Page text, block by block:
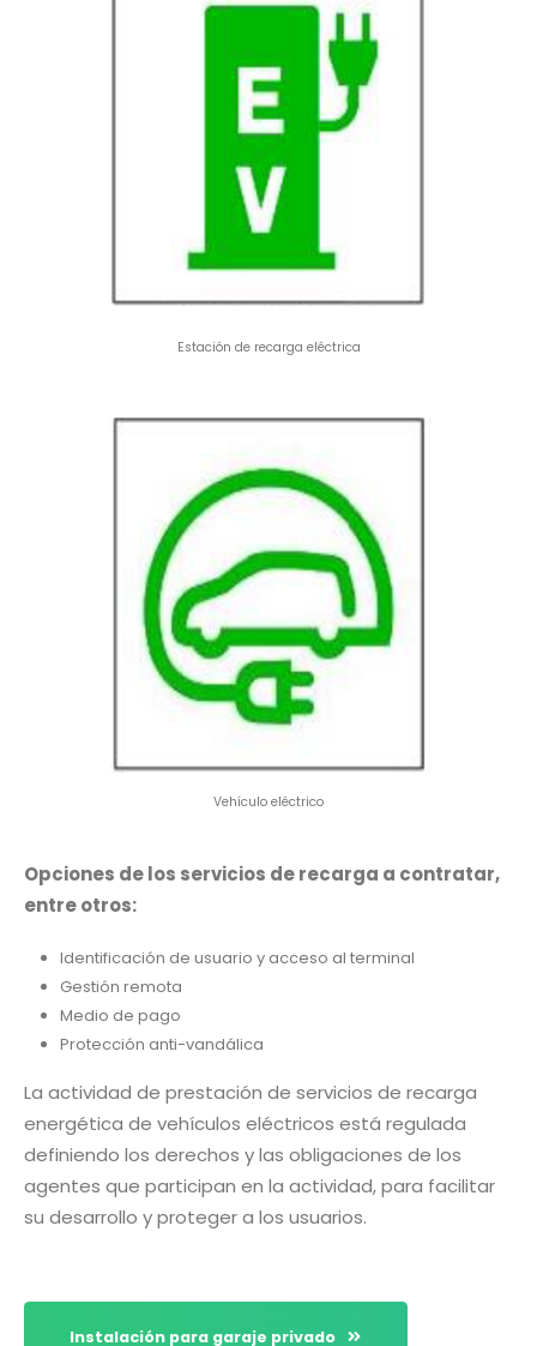
Estación de recarga eléctrica
Vehículo eléctrico
Opciones de los servicios de recarga a contratar,
entre otros:
Identificación de usuario y acceso al terminal
Gestión remota
Medio de pago
Protección anti-vandálica
La actividad de prestación de servicios de recarga
energética de vehículos eléctricos está regulada
definiendo los derechos y las obligaciones de los
agentes que participan en la actividad, para facilitar
su desarrollo y proteger a los usuarios.
Instalación para garaje privado